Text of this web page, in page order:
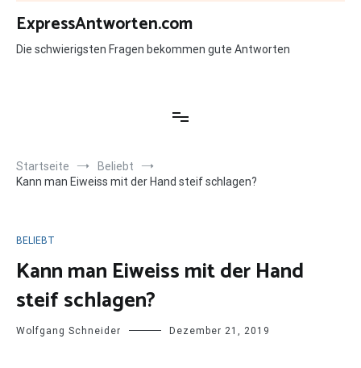
Zum
Inhalt
springen
ExpressAntworten.com
Die schwierigsten Fragen bekommen gute Antworten
Startseite
Beliebt
Kann man Eiweiss mit der Hand steif schlagen?
BELIEBT
Kann man Eiweiss mit der Hand
steif schlagen?
Wolfgang Schneider Dezember 21, 2019